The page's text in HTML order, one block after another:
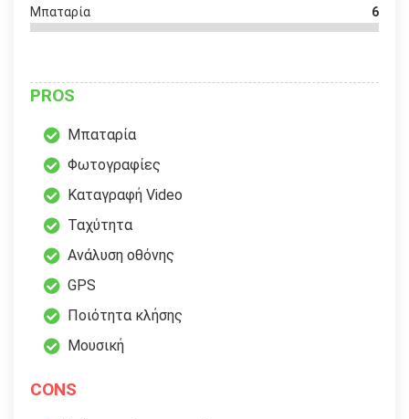
Μπαταρία 6
PROS
Μπαταρία
Φωτογραφίες
Καταγραφή Video
Ταχύτητα
Ανάλυση οθόνης
GPS
Ποιότητα κλήσης
Μουσική
CONS